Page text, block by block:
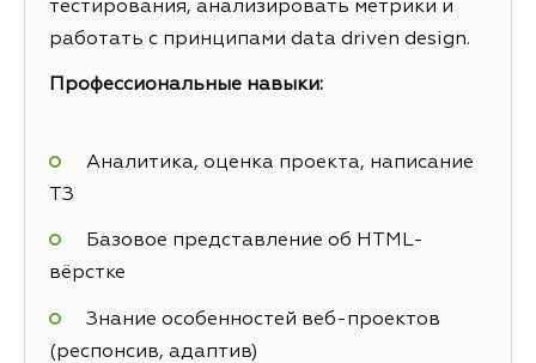
тестирования, анализировать метрики и
работать с принципами data driven design.
Профессиональные навыки:
Аналитика, оценка проекта, написание
ТЗ
Базовое представление об HTML-
вёрстке
Знание особенностей веб-проектов
(респонсив, адаптив)